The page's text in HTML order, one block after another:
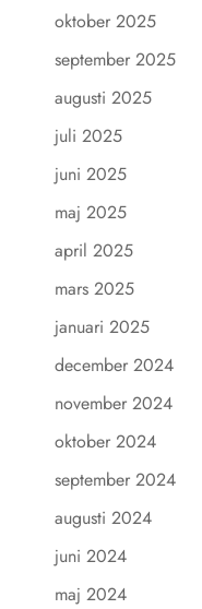
oktober 2025
september 2025
augusti 2025
juli 2025
juni 2025
maj 2025
april 2025
mars 2025
januari 2025
december 2024
november 2024
oktober 2024
september 2024
augusti 2024
juni 2024
maj 2024